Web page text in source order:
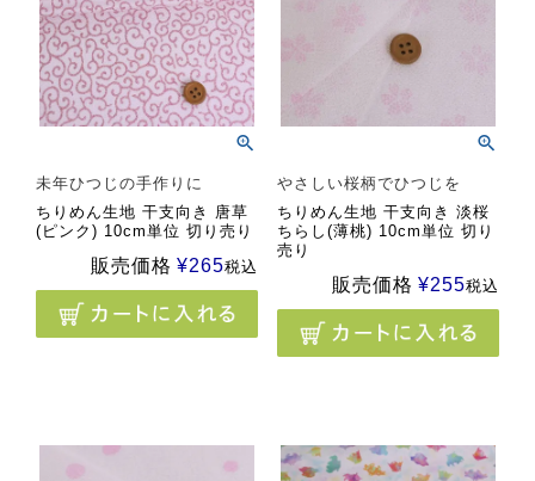
未年ひつじの手作りに
ちりめん生地 干支向き 唐草
(ピンク) 10cm単位 切り売り
販売価格 ¥265税込
やさしい桜柄でひつじを
ちりめん生地 干支向き 淡桜
ちらし(薄桃) 10cm単位 切り
売り
販売価格 ¥255税込